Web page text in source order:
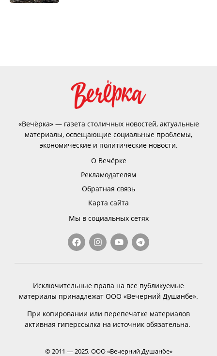
«Вечёрка» — газета столичных новостей, актуальные
материалы, освещающие социальные проблемы,
экономические и политические новости.
О Вечёрке
Рекламодателям
Обратная связь
Карта сайта
Мы в социальных сетях
Исключительные права на все публикуемые
материалы принадлежат ООО «Вечерний Душанбе».
При копировании или перепечатке материалов
активная гиперссылка на источник обязательна.
© 2011 — 2025, ООО «Вечерний Душанбе»